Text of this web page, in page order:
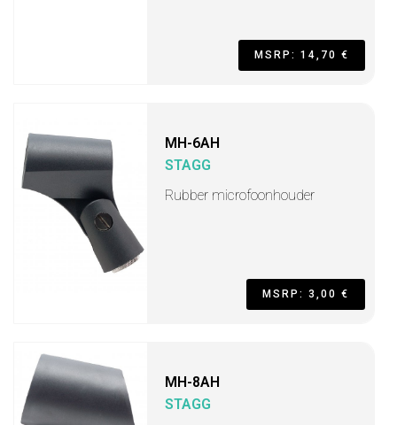
MSRP: 14,70 €
MH-6AH
STAGG
Rubber microfoonhouder
MSRP: 3,00 €
MH-8AH
STAGG